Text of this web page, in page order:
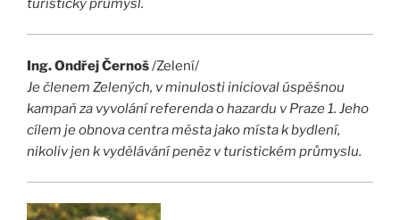
Ing. Ondřej Černoš/Zelení/
Je členem Zelených, v minulosti inicioval úspěšnou
kampaň za vyvolání referenda o hazardu v Praze 1. Jeho
cílem je obnova centra města jako místa k bydlení,
nikoliv jen k vydělávání peněz v turistickém průmyslu.